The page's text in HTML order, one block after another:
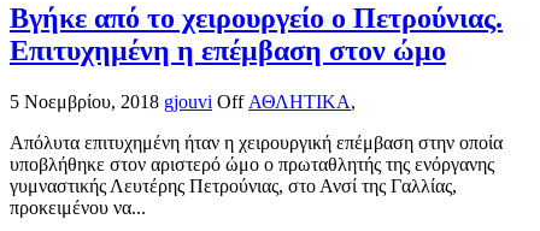
Βγήκε από το χειρουργείο ο Πετρούνιας.
Επιτυχημένη η επέμβαση στον ώμο
5 Νοεμβρίου, 2018 gjouvi Off ΑΘΛΗΤΙΚΑ,
Απόλυτα επιτυχημένη ήταν η χειρουργική επέμβαση στην οποία
υποβλήθηκε στον αριστερό ώμο ο πρωταθλητής της ενόργανης
γυμναστικής Λευτέρης Πετρούνιας, στο Ανσί της Γαλλίας,
προκειμένου να...